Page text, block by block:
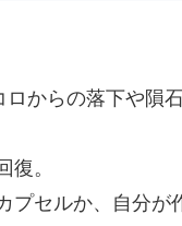
からの落下や隕
。
プセルか、自分が